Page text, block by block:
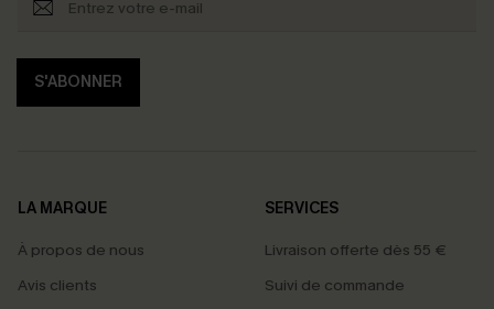
S'ABONNER
LA MARQUE
À propos de nous
Avis clients
SERVICES
Livraison offerte dès 55 €
Suivi de commande